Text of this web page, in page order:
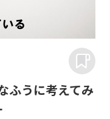
ふうに考えてみ